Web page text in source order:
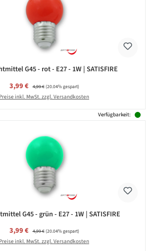
G45 - rot - E27 - 1W | SATISFIRE
Verkaufspreis:
3,99 € Regulärer Preis:
4,99 €(20.04% gespart)
Preise inkl. MwSt. zzgl. Versandkosten
Verfügbarkeit:
G45 - grün - E27 - 1W | SATISFIRE
Verkaufspreis:
3,99 € Regulärer Preis:
4,99 €(20.04% gespart)
Preise inkl. MwSt. zzgl. Versandkosten